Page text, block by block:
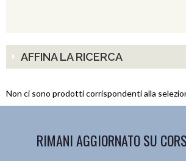
AFFINA LA RICERCA
Non ci sono prodotti corrispondenti alla
RIMANI AGGIORNATO SU